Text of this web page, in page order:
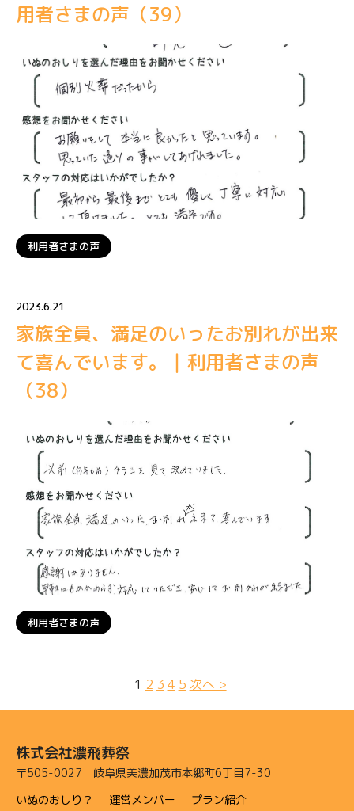
用者さまの声（39）
利用者さまの声
2023.6.21
家族全員、満足のいったお別れが出来
て喜んでいます。｜利用者さまの声
（38）
利用者さまの声
1 2 3 4 5 次へ >
株式会社濃飛葬祭
〒505-0027 岐阜県美濃加茂市本郷町6丁目7-30
いぬのおしり？
運営メンバー プラン紹介